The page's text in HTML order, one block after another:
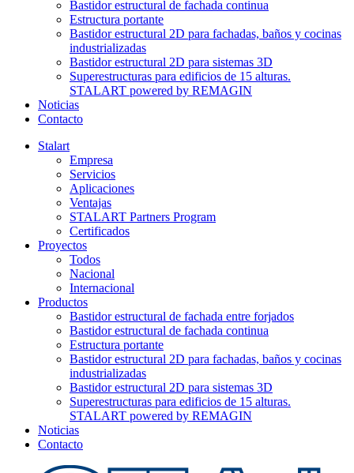
Bastidor estructural de fachada continua
Estructura portante
Bastidor estructural 2D para fachadas, baños y cocinas
industrializadas
Bastidor estructural 2D para sistemas 3D
Superestructuras para edificios de 15 alturas.
STALART powered by REMAGIN
Noticias
Contacto
Stalart
Empresa
Servicios
Aplicaciones
Ventajas
STALART Partners Program
Certificados
Proyectos
Todos
Nacional
Internacional
Productos
Bastidor estructural de fachada entre forjados
Bastidor estructural de fachada continua
Estructura portante
Bastidor estructural 2D para fachadas, baños y cocinas
industrializadas
Bastidor estructural 2D para sistemas 3D
Superestructuras para edificios de 15 alturas.
STALART powered by REMAGIN
Noticias
Contacto